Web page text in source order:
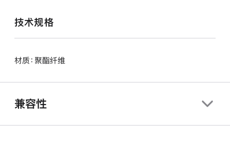
技术规格
材质：聚酯纤维
兼容性